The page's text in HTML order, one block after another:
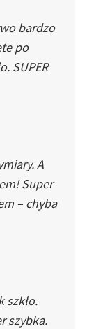
bardzo
po
SUPER
A
Super
– chyba
szkło.
szybka.